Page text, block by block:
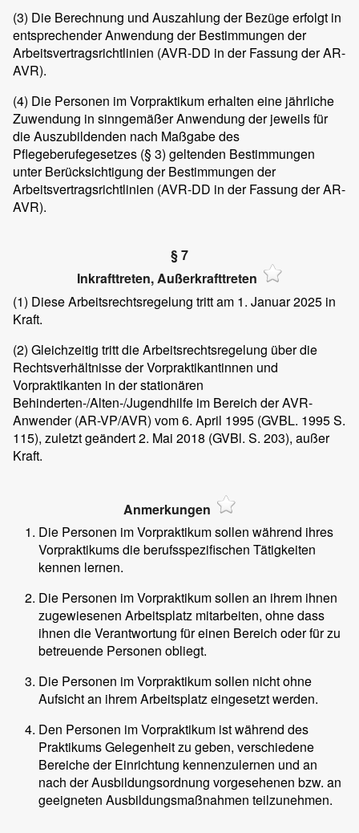
(3) Die Berechnung und Auszahlung der Bezüge erfolgt in
entsprechender Anwendung der Bestimmungen der
Arbeitsvertragsrichtlinien (AVR-DD in der Fassung der AR-
AVR).
(4) Die Personen im Vorpraktikum erhalten eine jährliche
Zuwendung in sinngemäßer Anwendung der jeweils für
die Auszubildenden nach Maßgabe des
Pflegeberufegesetzes (§ 3) geltenden Bestimmungen
unter Berücksichtigung der Bestimmungen der
Arbeitsvertragsrichtlinien (AVR-DD in der Fassung der AR-
AVR).
§ 7
Inkrafttreten, Außerkrafttreten
(1) Diese Arbeitsrechtsregelung tritt am 1. Januar 2025 in
Kraft.
(2) Gleichzeitig tritt die Arbeitsrechtsregelung über die
Rechtsverhältnisse der Vorpraktikantinnen und
Vorpraktikanten in der stationären
Behinderten-/Alten-/Jugendhilfe im Bereich der AVR-
Anwender (AR-VP/AVR) vom 6. April 1995 (GVBL. 1995 S.
115), zuletzt geändert 2. Mai 2018 (GVBl. S. 203), außer
Kraft.
Anmerkungen
Die Personen im Vorpraktikum sollen während ihres
Vorpraktikums die berufsspezifischen Tätigkeiten
kennen lernen.
Die Personen im Vorpraktikum sollen an ihrem ihnen
zugewiesenen Arbeitsplatz mitarbeiten, ohne dass
ihnen die Verantwortung für einen Bereich oder für zu
betreuende Personen obliegt.
Die Personen im Vorpraktikum sollen nicht ohne
Aufsicht an ihrem Arbeitsplatz eingesetzt werden.
Den Personen im Vorpraktikum ist während des
Praktikums Gelegenheit zu geben, verschiedene
Bereiche der Einrichtung kennenzulernen und an
nach der Ausbildungsordnung vorgesehenen bzw. an
geeigneten Ausbildungsmaßnahmen teilzunehmen.